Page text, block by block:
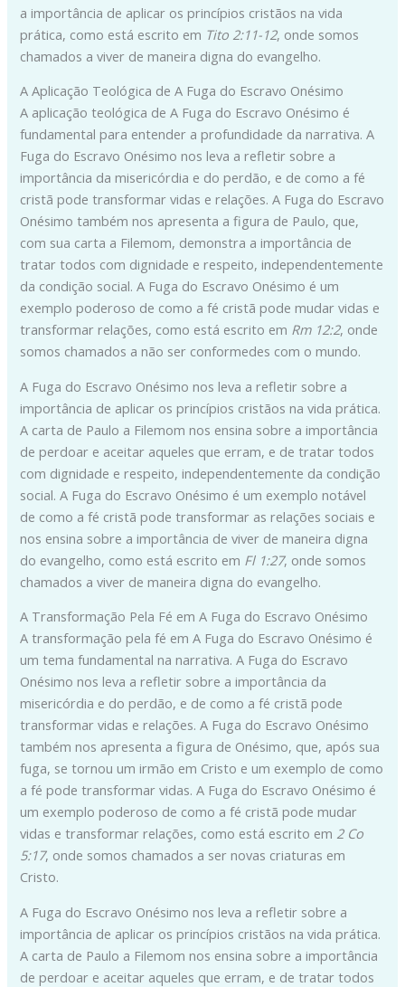
a importância de aplicar os princípios cristãos na vida
prática, como está escrito em Tito 2:11-12, onde somos
chamados a viver de maneira digna do evangelho.
A Aplicação Teológica de A Fuga do Escravo Onésimo
A aplicação teológica de A Fuga do Escravo Onésimo é
fundamental para entender a profundidade da narrativa. A
Fuga do Escravo Onésimo nos leva a refletir sobre a
importância da misericórdia e do perdão, e de como a fé
cristã pode transformar vidas e relações. A Fuga do Escravo
Onésimo também nos apresenta a figura de Paulo, que,
com sua carta a Filemom, demonstra a importância de
tratar todos com dignidade e respeito, independentemente
da condição social. A Fuga do Escravo Onésimo é um
exemplo poderoso de como a fé cristã pode mudar vidas e
transformar relações, como está escrito em Rm 12:2, onde
somos chamados a não ser conformedes com o mundo.
A Fuga do Escravo Onésimo nos leva a refletir sobre a
importância de aplicar os princípios cristãos na vida prática.
A carta de Paulo a Filemom nos ensina sobre a importância
de perdoar e aceitar aqueles que erram, e de tratar todos
com dignidade e respeito, independentemente da condição
social. A Fuga do Escravo Onésimo é um exemplo notável
de como a fé cristã pode transformar as relações sociais e
nos ensina sobre a importância de viver de maneira digna
do evangelho, como está escrito em Fl 1:27, onde somos
chamados a viver de maneira digna do evangelho.
A Transformação Pela Fé em A Fuga do Escravo Onésimo
A transformação pela fé em A Fuga do Escravo Onésimo é
um tema fundamental na narrativa. A Fuga do Escravo
Onésimo nos leva a refletir sobre a importância da
misericórdia e do perdão, e de como a fé cristã pode
transformar vidas e relações. A Fuga do Escravo Onésimo
também nos apresenta a figura de Onésimo, que, após sua
fuga, se tornou um irmão em Cristo e um exemplo de como
a fé pode transformar vidas. A Fuga do Escravo Onésimo é
um exemplo poderoso de como a fé cristã pode mudar
vidas e transformar relações, como está escrito em 2 Co
5:17, onde somos chamados a ser novas criaturas em
Cristo.
A Fuga do Escravo Onésimo nos leva a refletir sobre a
importância de aplicar os princípios cristãos na vida prática.
A carta de Paulo a Filemom nos ensina sobre a importância
de perdoar e aceitar aqueles que erram, e de tratar todos